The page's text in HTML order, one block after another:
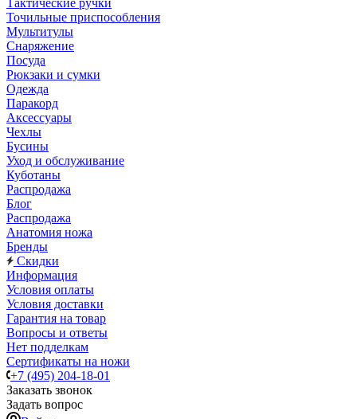
Тактические ручки
Точильные приспособления
Мультитулы
Снаряжение
Посуда
Рюкзаки и сумки
Одежда
Паракорд
Аксессуары
Чехлы
Бусины
Уход и обслуживание
Куботаны
Распродажа
Блог
Распродажа
Анатомия ножа
Бренды
Скидки
Информация
Условия оплаты
Условия доставки
Гарантия на товар
Вопросы и ответы
Нет подделкам
Сертификаты на ножи
+7 (495) 204-18-01
Заказать звонок
Задать вопрос